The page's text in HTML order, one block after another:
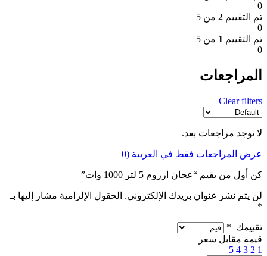
0
تم التقييم 2 من 5
0
تم التقييم 1 من 5
0
المراجعات
Clear filters
لا توجد مراجعات بعد.
عرض المراجعات فقط في العربية (0
كن أول من يقيم “عجان ارزوم 5 لتر 1000 وات”
لن يتم نشر عنوان بريدك الإلكتروني. الحقول الإلزامية مشار إليها بـ
*
تقييمك *
قيمة مقابل سعر
1
2
3
4
5